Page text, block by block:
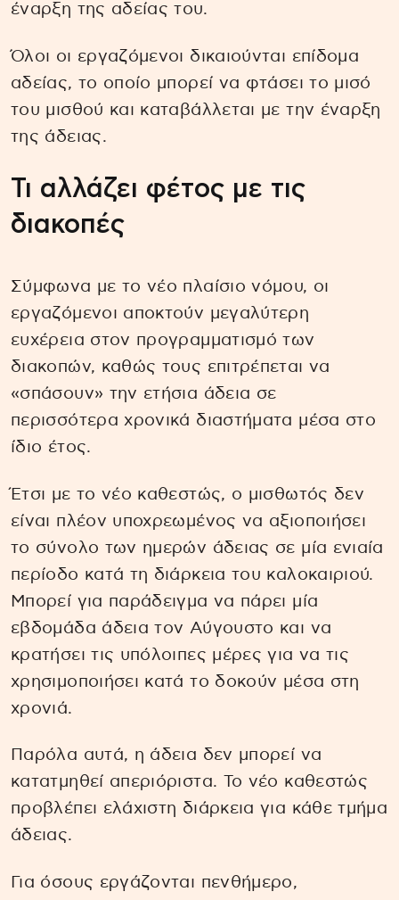
έναρξη της αδείας του.
Όλοι οι εργαζόμενοι δικαιούνται επίδομα
αδείας, το οποίο μπορεί να φτάσει το μισό
του μισθού και καταβάλλεται με την έναρξη
της άδειας.
Τι αλλάζει φέτος με τις
διακοπές
Σύμφωνα με το νέο πλαίσιο νόμου, οι
εργαζόμενοι αποκτούν μεγαλύτερη
ευχέρεια στον προγραμματισμό των
διακοπών, καθώς τους επιτρέπεται να
«σπάσουν» την ετήσια άδεια σε
περισσότερα χρονικά διαστήματα μέσα στο
ίδιο έτος.
Έτσι με το νέο καθεστώς, ο μισθωτός δεν
είναι πλέον υποχρεωμένος να αξιοποιήσει
το σύνολο των ημερών άδειας σε μία ενιαία
περίοδο κατά τη διάρκεια του καλοκαιριού.
Μπορεί για παράδειγμα να πάρει μία
εβδομάδα άδεια τον Αύγουστο και να
κρατήσει τις υπόλοιπες μέρες για να τις
χρησιμοποιήσει κατά το δοκούν μέσα στη
χρονιά.
Παρόλα αυτά, η άδεια δεν μπορεί να
κατατμηθεί απεριόριστα. Το νέο καθεστώς
προβλέπει ελάχιστη διάρκεια για κάθε τμήμα
άδειας.
Για όσους εργάζονται πενθήμερο,